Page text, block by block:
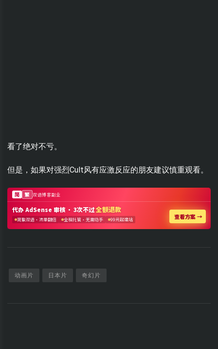
看了绝对不亏。
但是，如果对强烈Cult风有应激反应的朋友建议慎重观看。
动画片 日本片 奇幻片